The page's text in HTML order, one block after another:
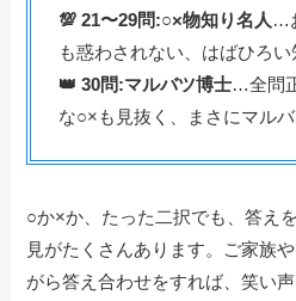
💯 21〜29問:○×物知り名人 …
も惑わされない、はばひろい
👑 30問:マルバツ博士…全問
な○×も見抜く、まさにマルバ
○か×か、たった二択でも、答え
見がたくさんあります。ご家族
がら答え合わせをすれば、笑い